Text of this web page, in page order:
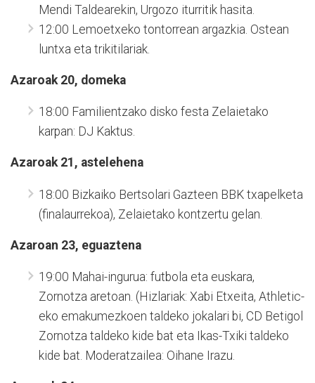
Mendi Taldearekin, Urgozo iturritik hasita.
12:00 Lemoetxeko tontorrean argazkia. Ostean
luntxa eta trikitilariak.
Azaroak 20, domeka
18:00 Familientzako disko festa Zelaietako
karpan: DJ Kaktus.
Azaroak 21, astelehena
18:00 Bizkaiko Bertsolari Gazteen BBK txapelketa
(finalaurrekoa), Zelaietako kontzertu gelan.
Azaroan 23, eguaztena
19:00 Mahai-ingurua: futbola eta euskara,
Zornotza aretoan. (Hizlariak: Xabi Etxeita, Athletic-
eko emakumezkoen taldeko jokalari bi, CD Betigol
Zornotza taldeko kide bat eta Ikas-Txiki taldeko
kide bat. Moderatzailea: Oihane Irazu.